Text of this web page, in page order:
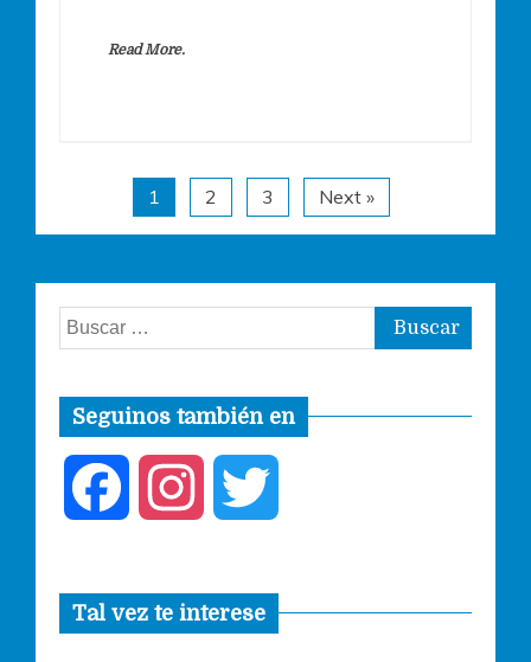
Read More.
1 2 3 Next »
Buscar:
Seguinos también en
c s i
Tal vez te interese